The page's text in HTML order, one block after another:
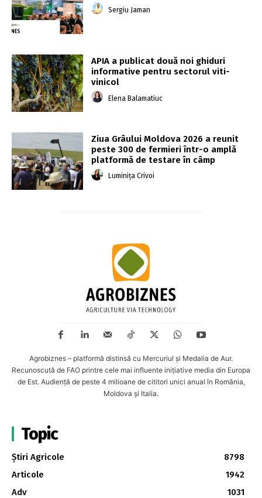
Sergiu Jaman
APIA a publicat două noi ghiduri
informative pentru sectorul viti-
vinicol
Elena Balamatiuc
Ziua Grâului Moldova 2026 a reunit
peste 300 de fermieri într-o amplă
platformă de testare în câmp
Luminița Crivoi
Agrobiznes – platformă distinsă cu Mercuriul și Medalia de Aur.
Recunoscută de FAO printre cele mai influente inițiative media din Europa
de Est. Audiență de peste 4 milioane de cititori unici anual în România,
Moldova și Italia.
Topic
Știri Agricole
8798
Articole
1942
Adv
1031